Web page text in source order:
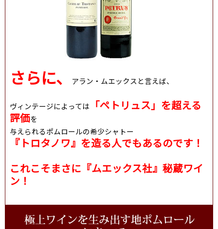
さらに、 アラン・ムエックスと言えば、
ヴィンテージによっては
「ペトリュス」を超える
評価を
与えられるポムロールの希少シャトー
『トロタノワ』を造る人でもあるのです！
これこそまさに『ムエックス社』秘蔵ワイ
ン！